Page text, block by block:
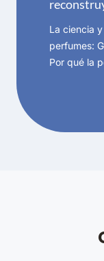
La ciencia
perfumes:
Por qué la